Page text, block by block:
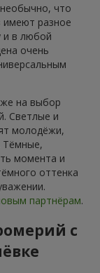
что
имеют разное
и в любой
очень
на выбор
Светлые и
молодёжи,
Тёмные,
момента и
оттенка
партнёрам.
с